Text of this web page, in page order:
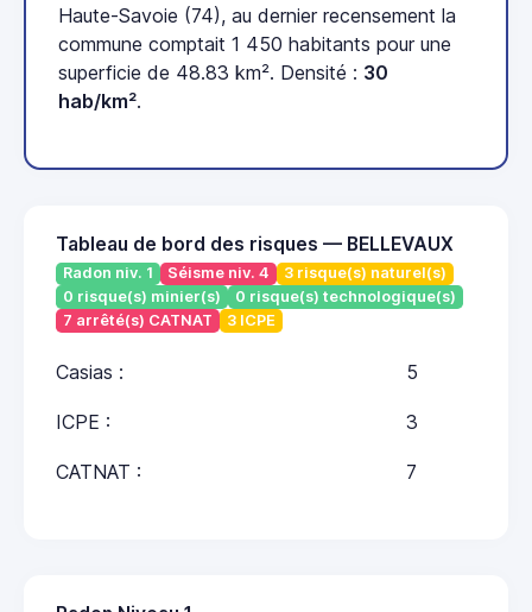
Haute-Savoie (74), au dernier recensement la
commune comptait 1 450 habitants pour une
superficie de 48.83 km². Densité : 30
hab/km².
Tableau de bord des risques — BELLEVAUX
Radon niv. 1 Séisme niv. 4
3 risque(s) naturel(s)
0 risque(s) minier(s)
0 risque(s) technologique(s)
7 arrêté(s) CATNAT
3 ICPE
Casias : 5
ICPE : 3
CATNAT : 7